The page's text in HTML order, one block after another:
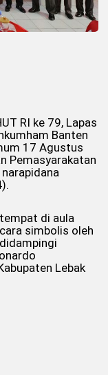
RI ke 79, Lapas
Banten
17 Agustus
Pemasyarakatan
di aula
simbolis oleh
Lebak